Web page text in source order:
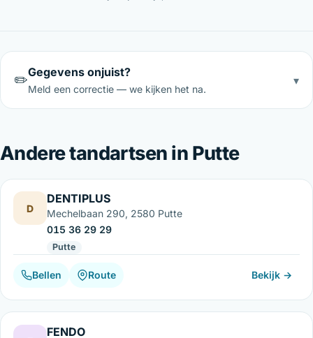
✏️Gegevens onjuist?
Meld een correctie — we kijken het na.
▾
Andere tandartsen in Putte
D
DENTIPLUS
Mechelbaan 290, 2580 Putte
015 36 29 29
Putte
Bellen Route Bekijk →
FENDO